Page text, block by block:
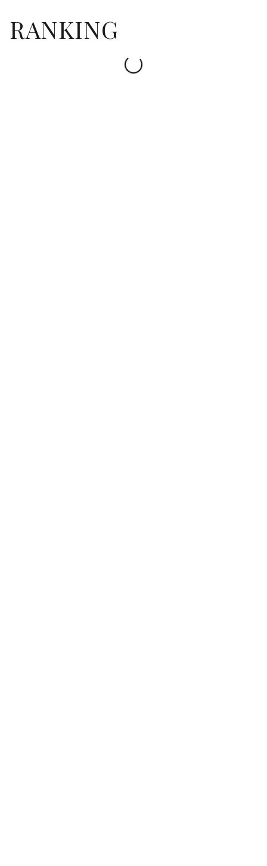
RANKING